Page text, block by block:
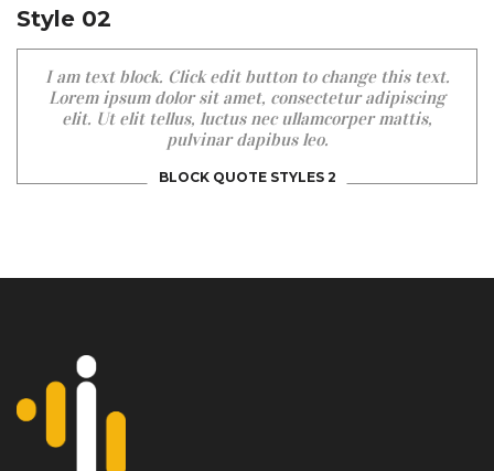
Style 02
I am text block. Click edit button to change this text.
Lorem ipsum dolor sit amet, consectetur adipiscing
elit. Ut elit tellus, luctus nec ullamcorper mattis,
pulvinar dapibus leo.
BLOCK QUOTE STYLES 2